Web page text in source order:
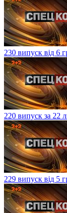
230 випуск від 6
220 випуск за 22
229 випуск від 5